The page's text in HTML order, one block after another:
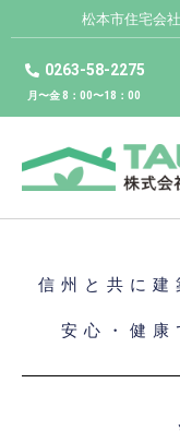
松本市住宅会
0263-58-2275
信州と共に
安心・健康